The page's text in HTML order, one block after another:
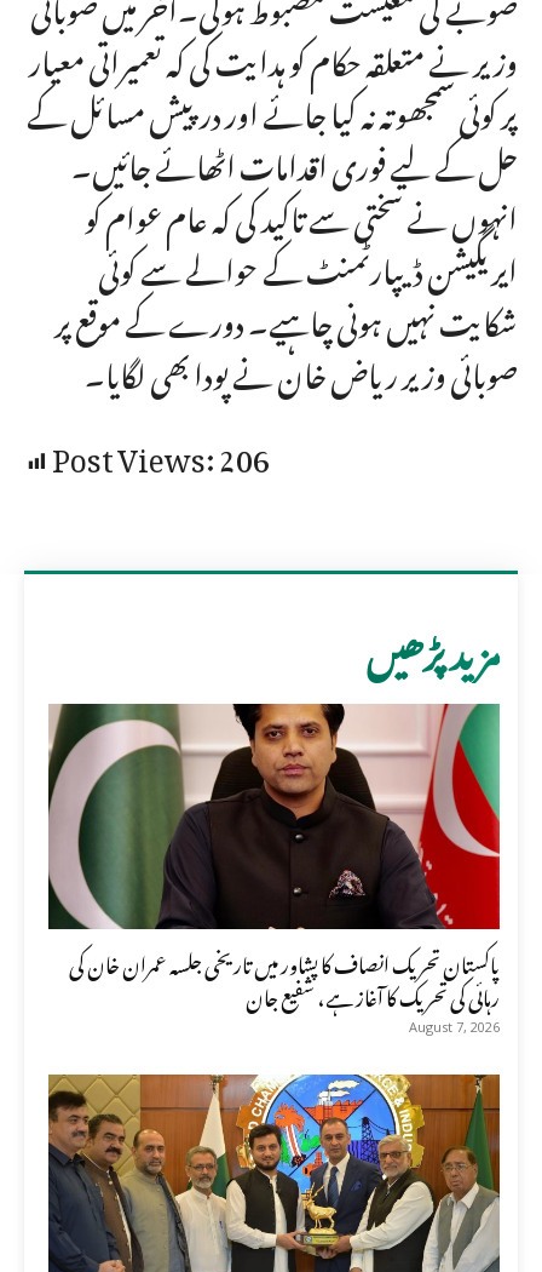
وزیر نے متعلقہ حکام کو ہدایت کی کہ تعمیراتی معیار
پر کوئی سمجھوتہ نہ کیا جائے اور درپیش مسائل کے
حل کے لیے فوری اقدامات اٹھائے جائیں۔
انہوں نے سختی سے تاکید کی کہ عام عوام کو
ایریگیشن ڈیپارٹمنٹ کے حوالے سے کوئی
شکایت نہیں ہونی چاہیے۔ دورے کے موقع پر
صوبائی وزیر ریاض خان نے پودا بھی لگایا۔
Post Views:206
مزید پڑھیں
پاکستان تحریک انصاف کا پشاور میں تاریخی جلسہ عمران خان کی
رہائی کی تحریک کا آغاز ہے، شفیع جان
August 7, 2026